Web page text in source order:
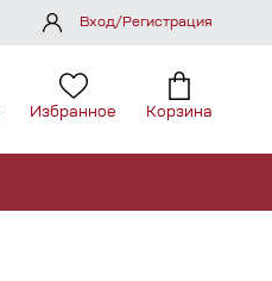
Избранное Корзина
Вход/Регистрация